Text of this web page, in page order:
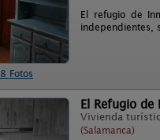
8 Fotos
El refugio de
independientes,
El Refugio de
Vivienda
(Salamanca)